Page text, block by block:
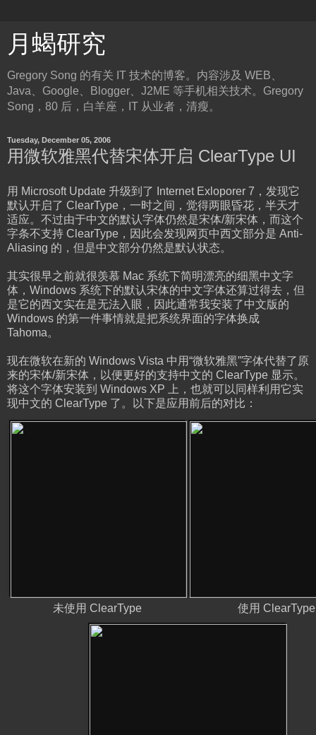
月蝎研究
Gregory Song 的有关 IT 技术的博客。内容涉及 WEB、
Java、Google、Blogger、J2ME 等手机相关技术。Gregory
Song，80 后，白羊座，IT 从业者，清瘦。
Tuesday, December 05, 2006
用微软雅黑代替宋体开启 ClearType UI
用 Microsoft Update 升级到了 Internet Exloporer 7，发现它
默认开启了 ClearType，一时之间，觉得两眼昏花，半天才
适应。不过由于中文的默认字体仍然是宋体/新宋体，而这个
字条不支持 ClearType，因此会发现网页中西文部分是 Anti-
Aliasing 的，但是中文部分仍然是默认状态。
其实很早之前就很羡慕 Mac 系统下简明漂亮的细黑中文字
体，Windows 系统下的默认宋体的中文字体还算过得去，但
是它的西文实在是无法入眼，因此通常我安装了中文版的
Windows 的第一件事情就是把系统界面的字体换成
Tahoma。
现在微软在新的 Windows Vista 中用“微软雅黑”字体代替了原
来的宋体/新宋体，以便更好的支持中文的 ClearType 显示。
将这个字体安装到 Windows XP 上，也就可以同样利用它实
现中文的 ClearType 了。以下是应用前后的对比：
未使用 ClearType 使用 ClearType